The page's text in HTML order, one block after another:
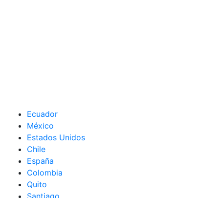
Ecuador
México
Estados Unidos
Chile
España
Colombia
Quito
Santiago